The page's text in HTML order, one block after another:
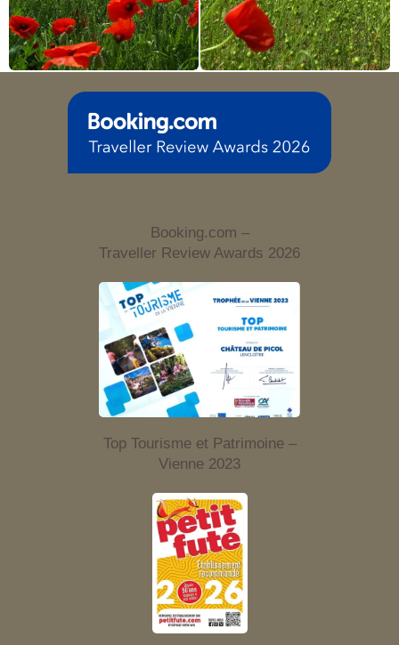
Booking.com –
Traveller Review Awards 2026
Top Tourisme et Patrimoine –
Vienne 2023